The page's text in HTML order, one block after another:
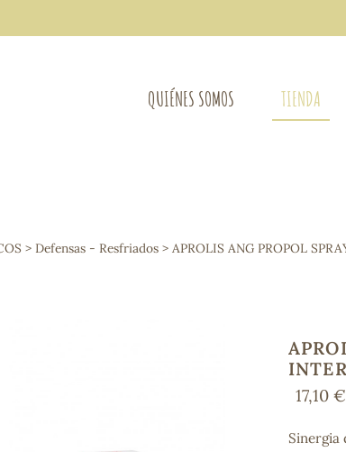
QUIÉNES SOMOS TIENDA
Osteo-articular
Mujer
> Defensas - Resfriados > APROLIS ANG PROPOL
17,10 €
Sinergia